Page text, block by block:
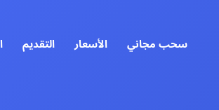
سحب مجاني الأسعار التقديم